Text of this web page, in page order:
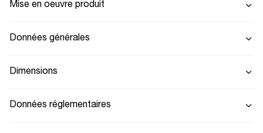
Mise en oeuvre produit
Données générales
Dimensions
Données réglementaires